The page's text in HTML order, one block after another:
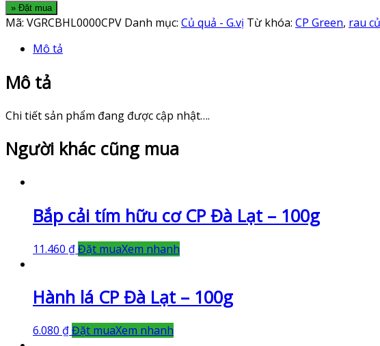
» Đặt mua
Mã: VGRCBHL0000CPV Danh mục: Củ quả - G.vị Từ khóa: CP Green, rau
Mô tả
Mô tả
Chi tiết sản phẩm đang được cập nhật….
Người khác cũng mua
Bắp cải tím hữu cơ CP Đà Lạt – 100g
11.460 ₫Đặt muaXem nhanh
Hành lá CP Đà Lạt – 100g
6.080 ₫Đặt muaXem nhanh